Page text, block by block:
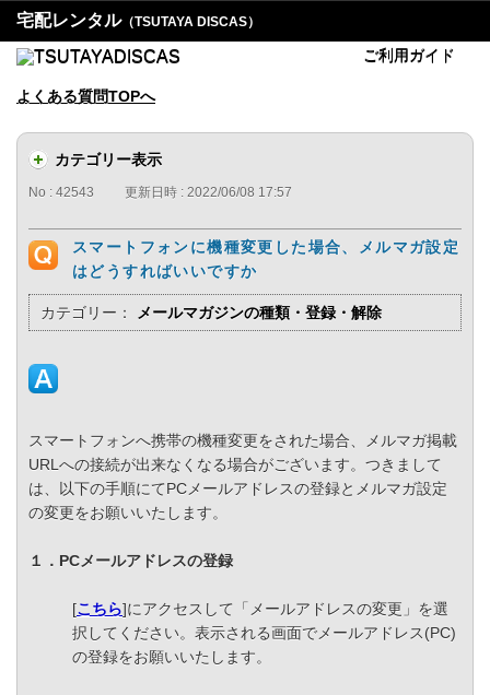
宅配レンタル（TSUTAYA DISCAS）
ご利用ガイド
よくある質問TOPへ
カテゴリー表示
No : 42543 更新日時 : 2022/06/08 17:57
スマートフォンに機種変更した場合、メルマガ設定
はどうすればいいですか
カテゴリー： メールマガジンの種類・登録・解除
スマートフォンへ携帯の機種変更をされた場合、メルマガ掲載
URLへの接続が出来なくなる場合がございます。つきまして
は、以下の手順にてPCメールアドレスの登録とメルマガ設定
の変更をお願いいたします。
１．PCメールアドレスの登録
[こちら]にアクセスして「メールアドレスの変更」を選
択してください。表示される画面でメールアドレス(PC)
の登録をお願いいたします。